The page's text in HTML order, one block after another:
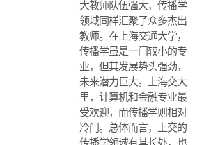
大教师队伍强大，传播学
领域同样汇聚了众多杰出
教师。在上海交通大学，
传播学虽是一门较小的专
业，但其发展势头强劲，
未来潜力巨大。上海交大
里，计算机和金融专业最
受欢迎，而传播学则相对
冷门。总体而言，上交的
传播学领域有其长处，也